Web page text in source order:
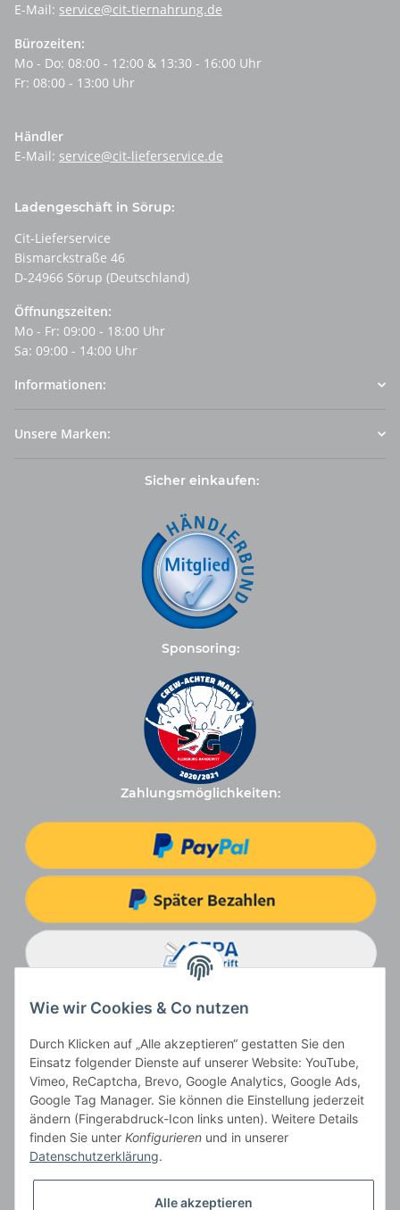
E-Mail: service@cit-tiernahrung.de
Bürozeiten:
Mo - Do: 08:00 - 12:00 & 13:30 - 16:00 Uhr
Fr: 08:00 - 13:00 Uhr
Händler
E-Mail: service@cit-lieferservice.de
Ladengeschäft in Sörup:
Cit-Lieferservice
Bismarckstraße 46
D-24966 Sörup (Deutschland)
Öffnungszeiten:
Mo - Fr: 09:00 - 18:00 Uhr
Sa: 09:00 - 14:00 Uhr
Informationen:
Unsere Marken:
Sicher einkaufen:
Sponsoring:
Zahlungsmöglichkeiten:
Vertrag widerrufen
Wie wir Cookies & Co nutzen
Durch Klicken auf „Alle akzeptieren“ gestatten Sie den
Einsatz folgender Dienste auf unserer Website: YouTube,
Vimeo, ReCaptcha, Brevo, Google Analytics, Google Ads,
Google Tag Manager. Sie können die Einstellung jederzeit
ändern (Fingerabdruck-Icon links unten). Weitere Details
finden Sie unter Konfigurieren und in unserer
Datenschutzerklärung.
Alle akzeptieren